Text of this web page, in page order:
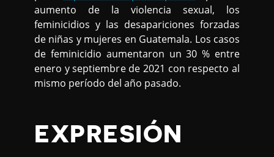
aumento de la violencia sexual, los
feminicidios y las desapariciones forzadas
de niñas y mujeres en Guatemala. Los casos
de feminicidio aumentaron un 30 % entre
enero y septiembre de 2021 con respecto al
mismo período del año pasado.
EXPRESIÓN